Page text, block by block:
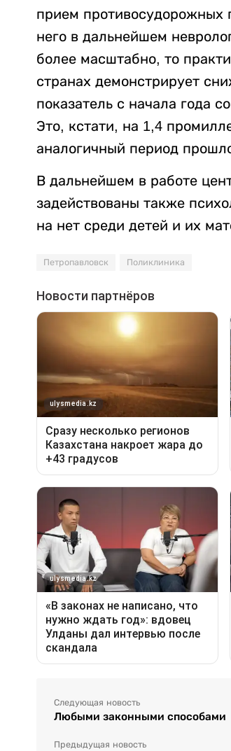
прием противосудорожных
него в дальнейшем
более масштабно, то
странах демонстрирует
показатель с начала года
Это, кстати, на 1,4
аналогичный период
В дальнейшем в работе
задействованы также
на нет среди детей и их
Петропавловск Поликлиника
Следующая новость
Любыми законными способами
Предыдущая новость